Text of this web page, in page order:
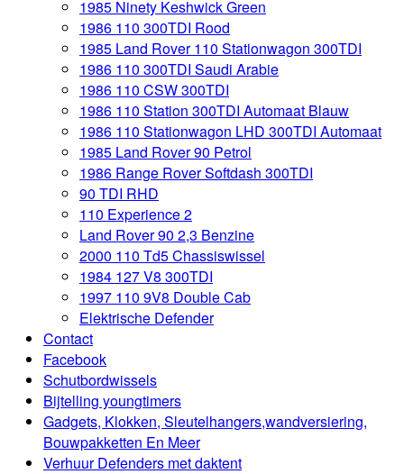
1985 Ninety Keshwick Green
1986 110 300TDI Rood
1985 Land Rover 110 Stationwagon 300TDI
1986 110 300TDI Saudi Arabie
1986 110 CSW 300TDI
1986 110 Station 300TDI Automaat Blauw
1986 110 Stationwagon LHD 300TDI Automaat
1985 Land Rover 90 Petrol
1986 Range Rover Softdash 300TDI
90 TDI RHD
110 Experience 2
Land Rover 90 2,3 Benzine
2000 110 Td5 Chassiswissel
1984 127 V8 300TDI
1997 110 9V8 Double Cab
Elektrische Defender
Contact
Facebook
Schutbordwissels
Bijtelling youngtimers
Gadgets, Klokken, Sleutelhangers,wandversiering,
Bouwpakketten En Meer
Verhuur Defenders met daktent